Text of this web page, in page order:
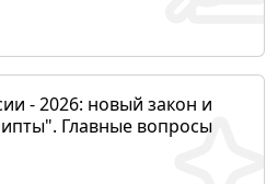
- 2026: новый закон и
Главные вопросы